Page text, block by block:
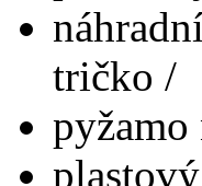
tričko /
pyžamo